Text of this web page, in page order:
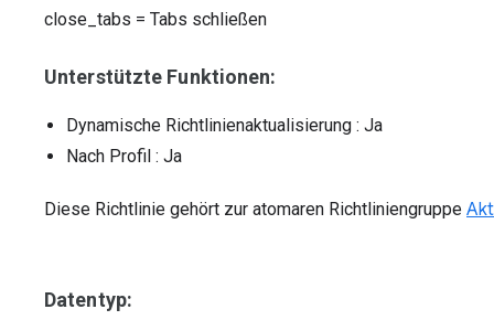
close_tabs = Tabs schließen
Unterstützte Funktionen:
Dynamische Richtlinienaktualisierung : Ja
Nach Profil : Ja
Diese Richtlinie gehört zur atomaren Richtliniengruppe
Datentyp: